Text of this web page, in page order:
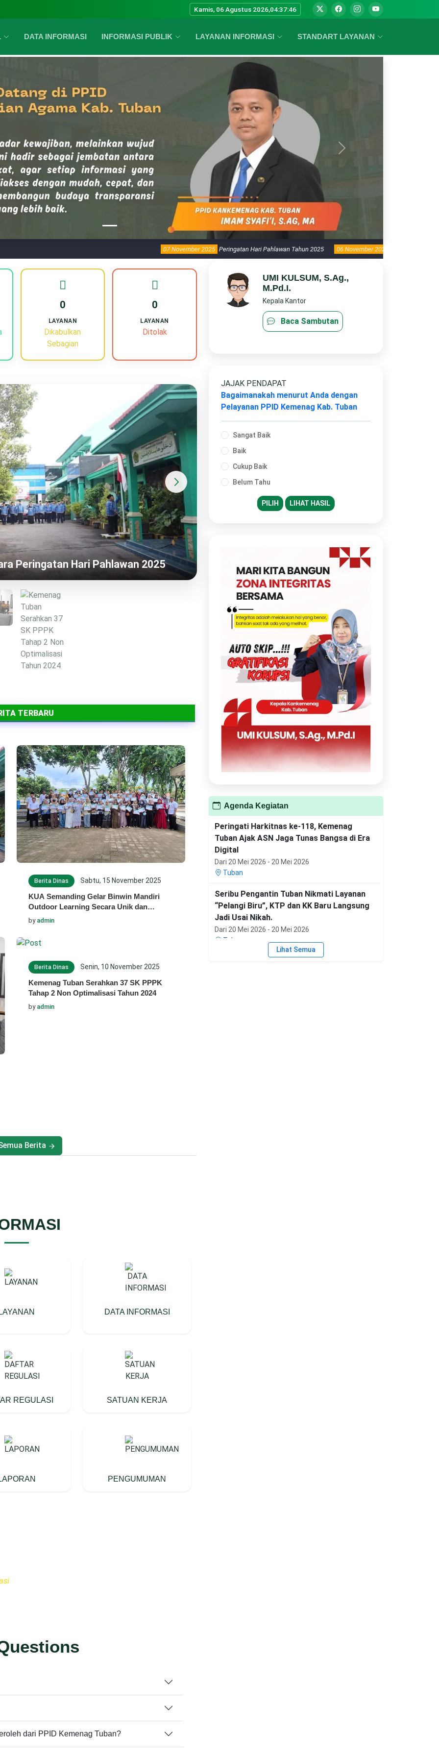
Kamis, 06 Agustus 2026,04:37:48
DATA INFORMASI INFORMASI PUBLIK LAYANAN INFORMASI STANDART LAYANAN
07 November 2025 Peringatan Hari Pahlawan Tahun 2025 06 November 2025 Hari Libur Nasional dan Cuti
0
LAYANAN
Dikabulkan
Sebagian
0
LAYANAN
Ditolak
Outdoor Learning Secara Unik
BERITA DINAS
ASN Kemenag Tuban Ikuti Pelatihan Public
Secara Daring
TERBARU
Berita Dinas Sabtu, 15 November 2025
KUA Semanding Gelar Binwin Mandiri
Outdoor Learning Secara Unik dan
Inovatif, Pertama di Jawa Timur
by admin
Berita Dinas Senin, 10 November 2025
Kemenag Tuban Serahkan 37 SK PPPK
Tahap 2 Non Optimalisasi Tahun 2024
by admin
Berita
DATA INFORMASI
REGULASI SATUAN KERJA
PENGUMUMAN
dari PPID Kemenag Tuban?
UMI KULSUM, S.Ag.,
M.Pd.I.
Kepala Kantor
Baca Sambutan
JAJAK PENDAPAT
Bagaimanakah menurut Anda dengan
Pelayanan PPID Kemenag Kab. Tuban
Sangat Baik
Baik
Cukup Baik
Belum Tahu
PILIH LIHAT HASIL
Agenda Kegiatan
Peringati Harkitnas ke-118, Kemenag
Tuban Ajak ASN Jaga Tunas Bangsa di Era
Digital
Dari 20 Mei 2026 - 20 Mei 2026
Tuban
Seribu Pengantin Tuban Nikmati Layanan
“Pelangi Biru”, KTP dan KK Baru Langsung
Jadi Usai Nikah.
Dari 20 Mei 2026 - 20 Mei 2026
Tuban
Lihat Semua